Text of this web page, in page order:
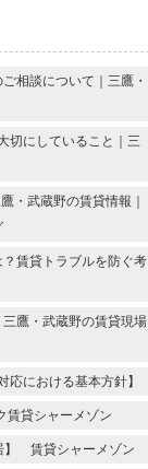
相談について｜三鷹・
切にしていること｜三
・武蔵野の賃貸情報｜
賃貸トラブルを防ぐ考
鷹・武蔵野の賃貸現場
における基本方針】
貸シャーメゾン
】 賃貸シャーメゾン